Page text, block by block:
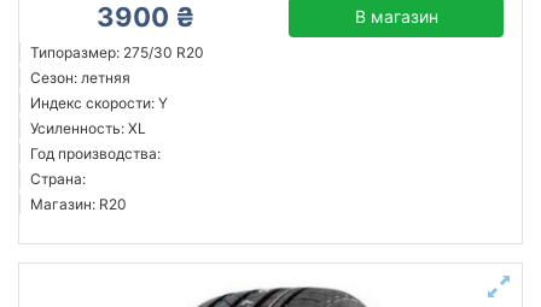
3900 ₴ В магазин
Типоразмер: 275/30 R20
Сезон: летняя
Индекс скорости: Y
Усиленность: XL
Год производства:
Страна:
Магазин: R20